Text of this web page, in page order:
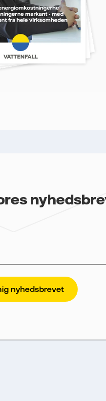
For at Vattenfalls salg til
for dine oplysninger. Vi sporer
åbningsrate og klikrate.